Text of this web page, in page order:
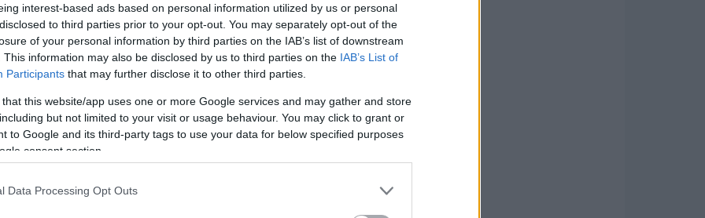
interest-based ads based on personal information utilized by us or personal
to third parties prior to your opt-out. You may separately opt-out of the
of your personal information by third parties on the IAB’s list of downstream
This information may also be disclosed by us to third parties on the IAB’s List of
Participants that may further disclose it to other third parties.
that this website/app uses one or more Google services and may gather and store
but not limited to your visit or usage behaviour. You may click to grant or
to Google and its third-party tags to use your data for below specified purposes
consent section.
Data Processing Opt Outs